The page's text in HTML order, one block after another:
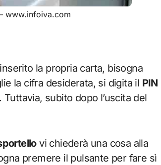
www.infoiva.com
la propria carta, bisogna
la cifra desiderata, si digita il PIN
Tuttavia, subito dopo l’uscita del
vi chiederà una cosa alla
premere il pulsante per fare sì